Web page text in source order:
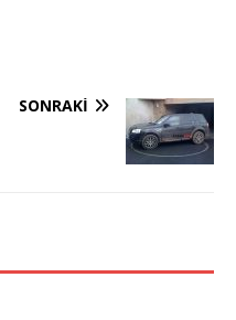
SONRAKI